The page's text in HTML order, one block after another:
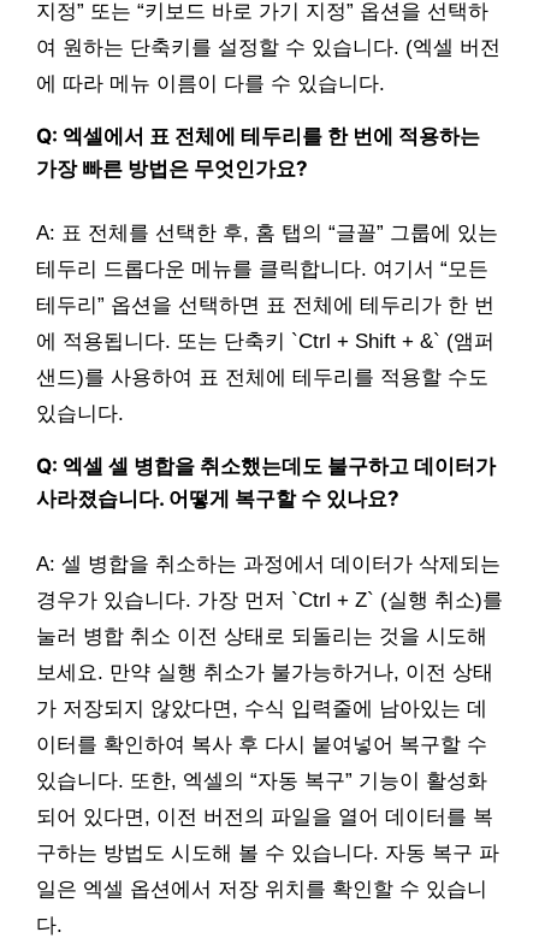
지정” 또는 “키보드 바로 가기 지정” 옵션을 선택하
여 원하는 단축키를 설정할 수 있습니다. (엑셀 버전
에 따라 메뉴 이름이 다를 수 있습니다.
Q: 엑셀에서 표 전체에 테두리를 한 번에 적용하는
가장 빠른 방법은 무엇인가요?
A: 표 전체를 선택한 후, 홈 탭의 “글꼴” 그룹에 있는
테두리 드롭다운 메뉴를 클릭합니다. 여기서 “모든
테두리” 옵션을 선택하면 표 전체에 테두리가 한 번
에 적용됩니다. 또는 단축키 `Ctrl + Shift + &` (앰퍼
샌드)를 사용하여 표 전체에 테두리를 적용할 수도
있습니다.
Q: 엑셀 셀 병합을 취소했는데도 불구하고 데이터가
사라졌습니다. 어떻게 복구할 수 있나요?
A: 셀 병합을 취소하는 과정에서 데이터가 삭제되는
경우가 있습니다. 가장 먼저 `Ctrl + Z` (실행 취소)를
눌러 병합 취소 이전 상태로 되돌리는 것을 시도해
보세요. 만약 실행 취소가 불가능하거나, 이전 상태
가 저장되지 않았다면, 수식 입력줄에 남아있는 데
이터를 확인하여 복사 후 다시 붙여넣어 복구할 수
있습니다. 또한, 엑셀의 “자동 복구” 기능이 활성화
되어 있다면, 이전 버전의 파일을 열어 데이터를 복
구하는 방법도 시도해 볼 수 있습니다. 자동 복구 파
일은 엑셀 옵션에서 저장 위치를 확인할 수 있습니
다.